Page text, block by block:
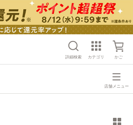
詳細検索 カテゴリ かご
店舗メニュー